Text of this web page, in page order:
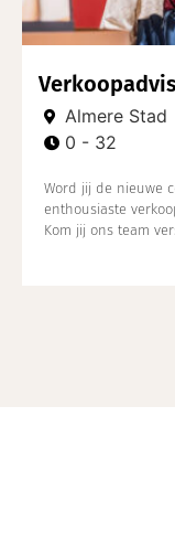
Almere Stad
0 - 32
Word jij de nieuwe
enthousiaste
Kom jij ons team